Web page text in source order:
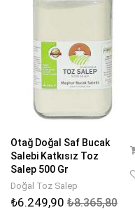
Otağ Doğal Saf Bucak
Salebi Katkısız Toz
Salep 500 Gr
Doğal Toz Salep
₺6.249,90 ₺8.365,80